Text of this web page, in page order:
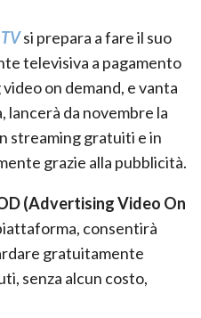
si prepara a fare il suo
televisiva a pagamento
on demand, e vanta
lancerà da novembre la
streaming gratuiti e in
grazie alla pubblicità.
(Advertising Video On
consentirà
gratuitamente
senza alcun costo,